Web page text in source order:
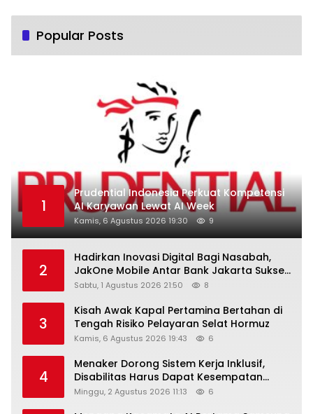
Popular Posts
1
Prudential Indonesia Perkuat Kompetensi
AI Karyawan Lewat AI Week
Kamis, 6 Agustus 2026 19:30 9
2
Hadirkan Inovasi Digital Bagi Nasabah,
JakOne Mobile Antar Bank Jakarta Sukses
Raih Digital Excellence Awards 2026
Sabtu, 1 Agustus 2026 21:50 8
3
Kisah Awak Kapal Pertamina Bertahan di
Tengah Risiko Pelayaran Selat Hormuz
Kamis, 6 Agustus 2026 19:43 6
4
Menaker Dorong Sistem Kerja Inklusif,
Disabilitas Harus Dapat Kesempatan
Setara
Minggu, 2 Agustus 2026 11:13 6